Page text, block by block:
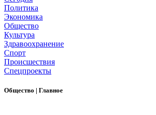
Политика
Экономика
Общество
Культура
Здравоохранение
Спорт
Происшествия
Спецпроекты
Общество | Главное